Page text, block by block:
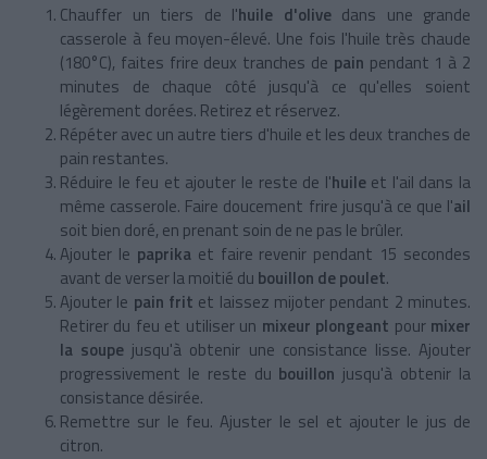
Chauffer un tiers de l'huile d'olivedans une grande
casserole à feu moyen-élevé. Une fois l'huile très chaude
(180°C), faites frire deux tranches de pain pendant 1 à 2
minutes de chaque côté jusqu'à ce qu'elles soient
légèrement dorées. Retirez et réservez.
Répéter avec un autre tiers d'huile et les deux tranches de
pain restantes.
Réduire le feu et ajouter le reste de l'huileet l'ail dans la
même casserole. Faire doucement frire jusqu'à ce que l'ail
soit bien doré, en prenant soin de ne pas le brûler.
Ajouter le paprika et faire revenir pendant 15 secondes
avant de verser la moitié du bouillon de poulet.
Ajouter le pain frit et laissez mijoter pendant 2 minutes.
Retirer du feu et utiliser un mixeur plongeant pour mixer
la soupe jusqu'à obtenir une consistance lisse. Ajouter
progressivement le reste du bouillon jusqu'à obtenir la
consistance désirée.
Remettre sur le feu. Ajuster le sel et ajouter le jus de
citron.